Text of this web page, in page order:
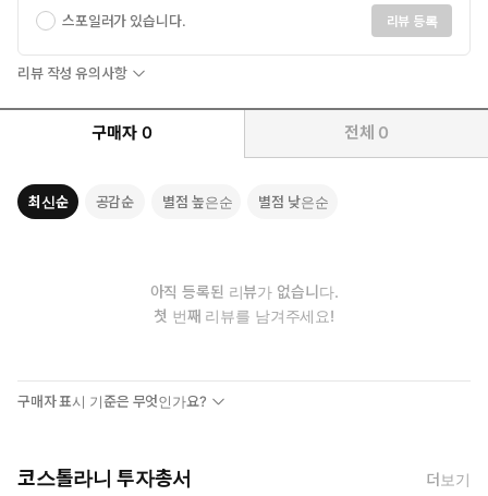
스포일러가 있습니다. 리뷰 등록
리뷰 작성 유의사항
구매자 0 전체 0
최신순 공감순 별점 높은순 별점 낮은순
아직 등록된 리뷰가 없습니다.
첫 번째 리뷰를 남겨주세요!
구매자 표시 기준은 무엇인가요?
코스톨라니 투자총서 더보기